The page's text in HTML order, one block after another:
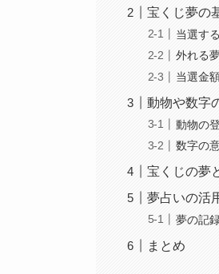
宝くじ夢の
当選す
外れる
当選金
動物や数字
動物の
数字の
宝くじの夢
夢占いの活
夢の記
まとめ